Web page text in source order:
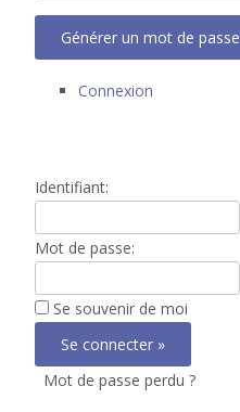
Générer un mot de passe
Connexion
Identifiant:
Mot de passe:
Se souvenir de moi
Mot de passe perdu ?